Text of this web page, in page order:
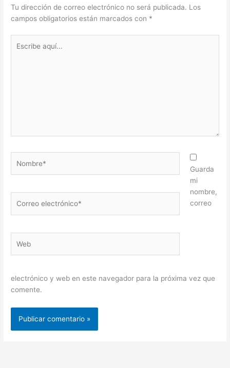
Tu dirección de correo electrónico no será publicada. Los
campos obligatorios están marcados con *
aquí...
electrónico*
Guarda
mi
nombre,
correo
electrónico y web en este navegador para la próxima vez que
comente.